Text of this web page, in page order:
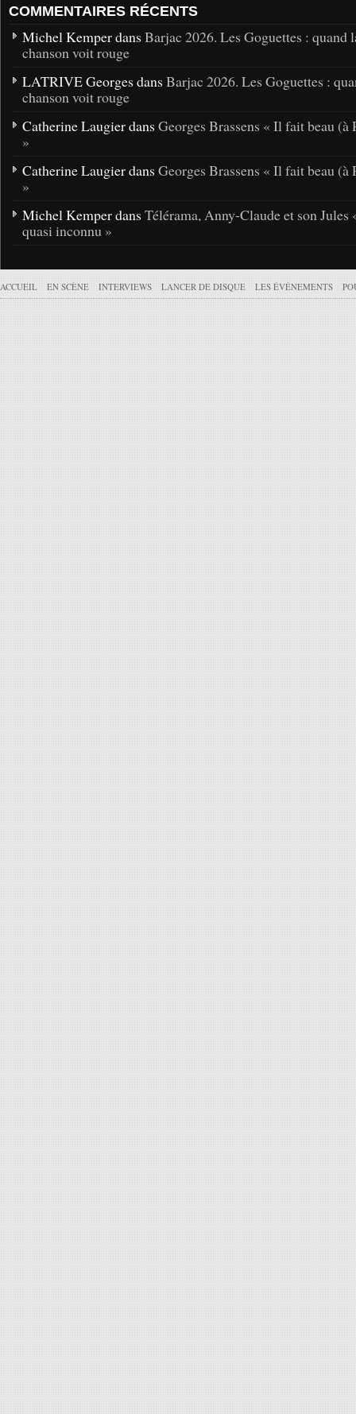
COMMENTAIRES RÉCENTS
Michel Kemper dans Barjac 2026. Les Goguettes : quand
chanson voit rouge
LATRIVE Georges dans Barjac 2026. Les Goguettes :
chanson voit rouge
Catherine Laugier dans Georges Brassens « Il fait beau (à
»
Catherine Laugier dans Georges Brassens « Il fait beau (à
»
Michel Kemper dans Télérama, Anny-Claude et son Jules
quasi inconnu »
ACCUEIL EN SCÈNE INTERVIEWS LANCER DE DISQUE LES ÉVÉNEMENTS